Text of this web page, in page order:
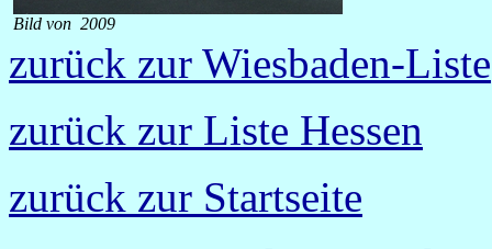
Bild von 2009
zurück zur Wiesbaden-Liste
zurück zur Liste Hessen
zurück zur Startseite